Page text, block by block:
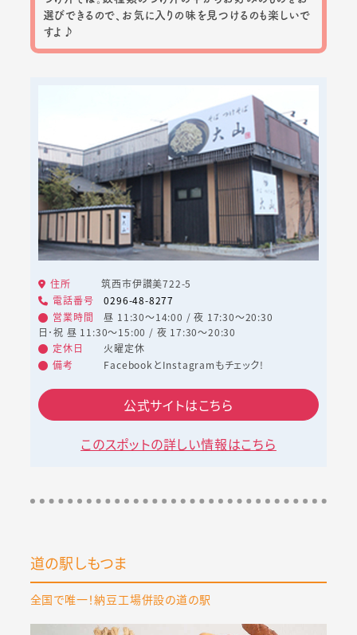
選びできるので、お気に入りの味を見つけるのも楽しいで
すよ♪
住所
筑西市伊讃美722-5
電話番号
0296-48-8277
営業時間
昼 11:30～14:00 / 夜 17:30～20:30
日･祝 昼 11:30～15:00 / 夜 17:30～20:30
定休日
火曜定休
備考
FacebookとInstagramもチェック!
公式サイトはこちら
このスポットの詳しい情報はこちら
道の駅しもつま
全国で唯一！納豆工場併設の道の駅